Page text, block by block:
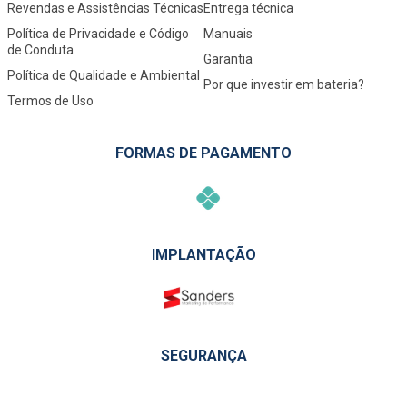
Revendas e Assistências Técnicas
Política de Privacidade e Código
de Conduta
Política de Qualidade e Ambiental
Termos de Uso
Entrega técnica
Manuais
Garantia
Por que investir em bateria?
FORMAS DE PAGAMENTO
IMPLANTAÇÃO
SEGURANÇA